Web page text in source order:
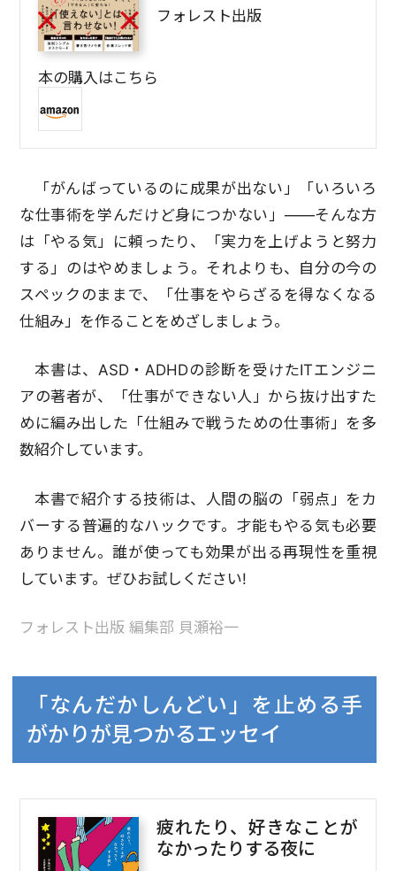
フォレスト出版
本の購入はこちら
「がんばっているのに成果が出ない」「いろいろ
な仕事術を学んだけど身につかない」――そんな方
は「やる気」に頼ったり、「実力を上げようと努力
する」のはやめましょう。それよりも、自分の今の
スペックのままで、「仕事をやらざるを得なくなる
仕組み」を作ることをめざしましょう。
本書は、ASD・ADHDの診断を受けたITエンジニ
アの著者が、「仕事ができない人」から抜け出すた
めに編み出した「仕組みで戦うための仕事術」を多
数紹介しています。
本書で紹介する技術は、人間の脳の「弱点」をカ
バーする普遍的なハックです。才能もやる気も必要
ありません。誰が使っても効果が出る再現性を重視
しています。ぜひお試しください!
フォレスト出版 編集部 貝瀬裕一
「なんだかしんどい」を止める手
がかりが見つかるエッセイ
疲れたり、好きなことが
なかったりする夜に